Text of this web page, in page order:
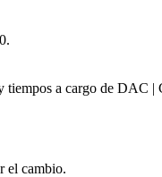
tiempos a cargo de
el cambio.